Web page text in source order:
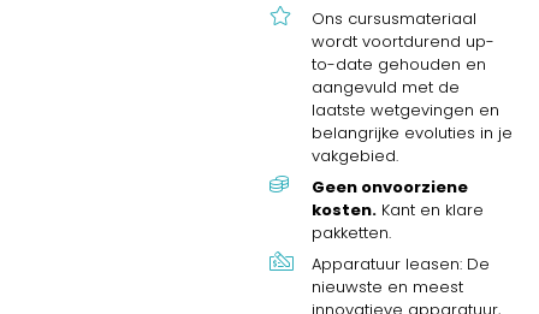
Ons cursusmateriaal
wordt voortdurend up-
to-date gehouden en
aangevuld met de
laatste wetgevingen en
belangrijke evoluties in je
vakgebied.
Geen onvoorziene
kosten. Kant en klare
pakketten.
Apparatuur leasen: De
nieuwste en meest